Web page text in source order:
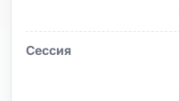
Сессия